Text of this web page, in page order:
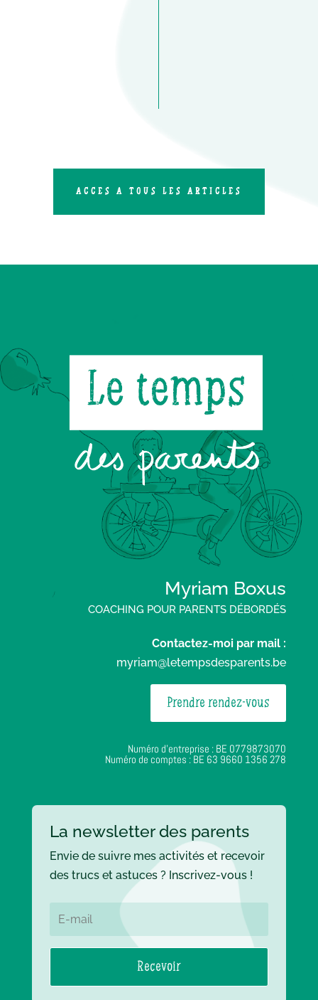
ACCÈS À TOUS LES ARTICLES
Myriam Boxus
COACHING POUR PARENTS DÉBORDÉS
Contactez-moi par mail :
myriam@letempsdesparents.be
Prendre rendez-vous
Numéro d’entreprise : BE 0779873070
Numéro de comptes : BE 63 9660 1356 278
La newsletter des parents
Envie de suivre mes activités et recevoir
des trucs et astuces ? Inscrivez-vous !
Recevoir